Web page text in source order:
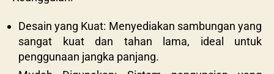
Desain yang Kuat: Menyediakan sambungan yang
sangat kuat dan tahan lama, ideal untuk
penggunaan jangka panjang.